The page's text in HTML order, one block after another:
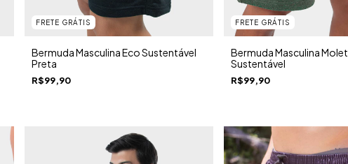
FRETE GRÁTIS
Bermuda Masculina Eco Sustentável
Preta
R$99,90
FRETE GRÁTIS
Bermuda Masculina
Sustentável
R$99,90